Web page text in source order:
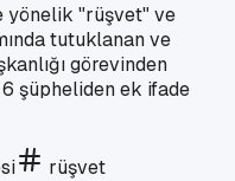
yönelik "rüşvet" ve
tutuklanan ve
görevinden
şüpheliden ek ifade
rüşvet